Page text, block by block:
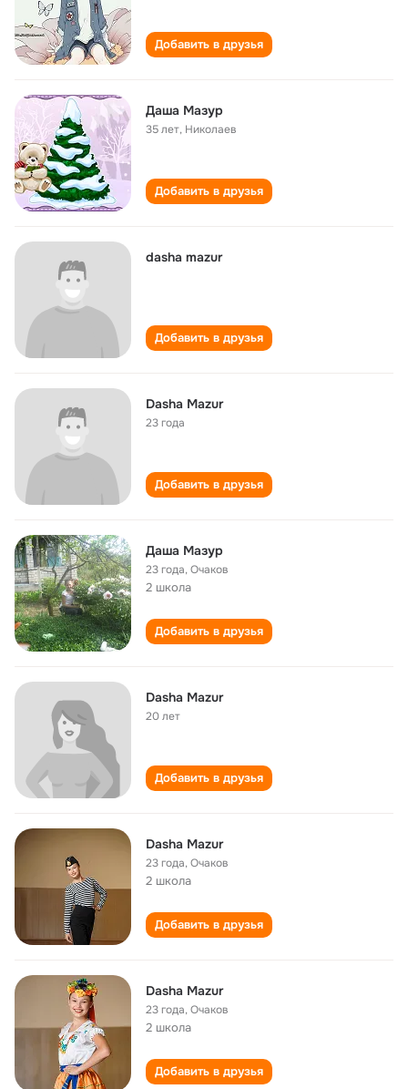
Добавить в друзья
Даша Мазур
35 лет, Николаев
Добавить в друзья
dasha mazur
Добавить в друзья
Dasha Mazur
23 года
Добавить в друзья
Даша Мазур
23 года,Очаков
2 школа
Добавить в друзья
Dasha Mazur
20 лет
Добавить в друзья
Dasha Mazur
23 года,Очаков
2 школа
Добавить в друзья
Dasha Mazur
23 года,Очаков
2 школа
Добавить в друзья